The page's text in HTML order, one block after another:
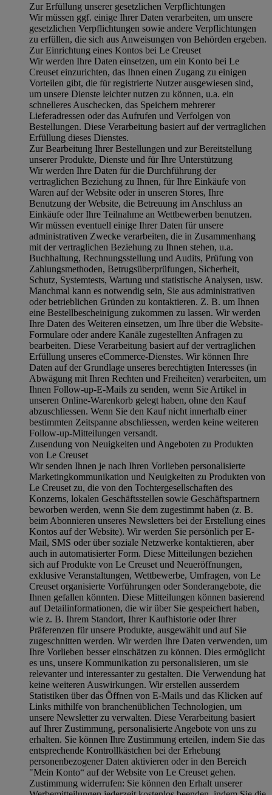
Zur Erfüllung unserer gesetzlichen Verpflichtungen
Wir müssen ggf. einige Ihrer Daten verarbeiten, um unsere
gesetzlichen Verpflichtungen sowie andere Verpflichtungen
zu erfüllen, die sich aus Anweisungen von Behörden ergeben.
Zur Einrichtung eines Kontos bei Le Creuset
Wir werden Ihre Daten einsetzen, um ein Konto bei Le
Creuset einzurichten, das Ihnen einen Zugang zu einigen
Vorteilen gibt, die für registrierte Nutzer ausgewiesen sind,
um unsere Dienste leichter nutzen zu können, u.a. ein
schnelleres Auschecken, das Speichern mehrerer
Lieferadressen oder das Aufrufen und Verfolgen von
Bestellungen. Diese Verarbeitung basiert auf der vertraglichen
Erfüllung dieses Dienstes.
Zur Bearbeitung Ihrer Bestellungen und zur Bereitstellung
unserer Produkte, Dienste und für Ihre Unterstützung
Wir werden Ihre Daten für die Durchführung der
vertraglichen Beziehung zu Ihnen, für Ihre Einkäufe von
Waren auf der Website oder in unseren Stores, Ihre
Benutzung der Website, die Betreuung im Anschluss an
Einkäufe oder Ihre Teilnahme an Wettbewerben benutzen.
Wir müssen eventuell einige Ihrer Daten für unsere
administrativen Zwecke verarbeiten, die in Zusammenhang
mit der vertraglichen Beziehung zu Ihnen stehen, u.a.
Buchhaltung, Rechnungsstellung und Audits, Prüfung von
Zahlungsmethoden, Betrugsüberprüfungen, Sicherheit,
Schutz, Systemtests, Wartung und statistische Analysen, usw.
Manchmal kann es notwendig sein, Sie aus administrativen
oder betrieblichen Gründen zu kontaktieren. Z. B. um Ihnen
eine Bestellbescheinigung zukommen zu lassen. Wir werden
Ihre Daten des Weiteren einsetzen, um Ihre über die Website-
Formulare oder andere Kanäle zugestellten Anfragen zu
bearbeiten. Diese Verarbeitung basiert auf der vertraglichen
Erfüllung unseres eCommerce-Dienstes. Wir können Ihre
Daten auf der Grundlage unseres berechtigten Interesses (in
Abwägung mit Ihren Rechten und Freiheiten) verarbeiten, um
Ihnen Follow-up-E-Mails zu senden, wenn Sie Artikel in
unseren Online-Warenkorb gelegt haben, ohne den Kauf
abzuschliessen. Wenn Sie den Kauf nicht innerhalb einer
bestimmten Zeitspanne abschliessen, werden keine weiteren
Follow-up-Mitteilungen versandt.
Zusendung von Neuigkeiten und Angeboten zu Produkten
von Le Creuset
Wir senden Ihnen je nach Ihren Vorlieben personalisierte
Marketingkommunikation und Neuigkeiten zu Produkten von
Le Creuset zu, die von den Tochtergesellschaften des
Konzerns, lokalen Geschäftsstellen sowie Geschäftspartnern
beworben werden, wenn Sie dem zugestimmt haben (z. B.
beim Abonnieren unseres Newsletters bei der Erstellung eines
Kontos auf der Website). Wir werden Sie persönlich per E-
Mail, SMS oder über soziale Netzwerke kontaktieren, aber
auch in automatisierter Form. Diese Mitteilungen beziehen
sich auf Produkte von Le Creuset und Neueröffnungen,
exklusive Veranstaltungen, Wettbewerbe, Umfragen, von Le
Creuset organisierte Vorführungen oder Sonderangebote, die
Ihnen gefallen könnten. Diese Mitteilungen können basierend
auf Detailinformationen, die wir über Sie gespeichert haben,
wie z. B. Ihrem Standort, Ihrer Kaufhistorie oder Ihrer
Präferenzen für unsere Produkte, ausgewählt und auf Sie
zugeschnitten werden. Wir werden Ihre Daten verwenden, um
Ihre Vorlieben besser einschätzen zu können. Dies ermöglicht
es uns, unsere Kommunikation zu personalisieren, um sie
relevanter und interessanter zu gestalten. Die Verwendung hat
keine weiteren Auswirkungen. Wir erstellen ausserdem
Statistiken über das Öffnen von E-Mails und das Klicken auf
Links mithilfe von branchenüblichen Technologien, um
unsere Newsletter zu verwalten. Diese Verarbeitung basiert
auf Ihrer Zustimmung, personalisierte Angebote von uns zu
erhalten. Sie können Ihre Zustimmung erteilen, indem Sie das
entsprechende Kontrollkästchen bei der Erhebung
personenbezogener Daten aktivieren oder in den Bereich
"Mein Konto“ auf der Website von Le Creuset gehen.
Zustimmung widerrufen: Sie können den Erhalt unserer